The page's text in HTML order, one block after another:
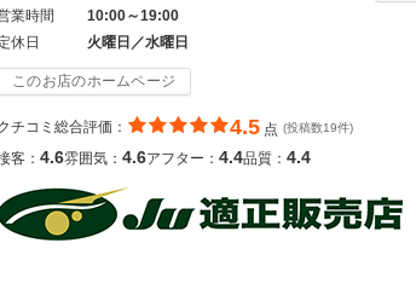
業時間
10:00～19:00
休日
火曜日／水曜日
このお店のホームページ
チコミ総合評価： 4.5 点 (投稿数19件)
客： 4.6雰囲気： 4.6アフター： 4.4品質： 4.4